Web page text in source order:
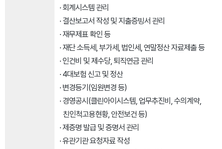
· 회계시스템 관리
· 결산보고서 작성 및 지출증빙서 관리
· 재무제표 확인 등
· 재단 소득세, 부가세, 법인세, 연말정산 자료제출 등
· 인건비 및 제수당, 퇴직연금 관리
· 4대보험 신고 및 정산
· 변경등기(임원변경 등)
· 경영공시(클린아이시스템, 업무추진비, 수의계약,
친인척고용현황, 안전보건 등)
· 제증명 발급 및 증명서 관리
· 유관기관 요청자료 작성